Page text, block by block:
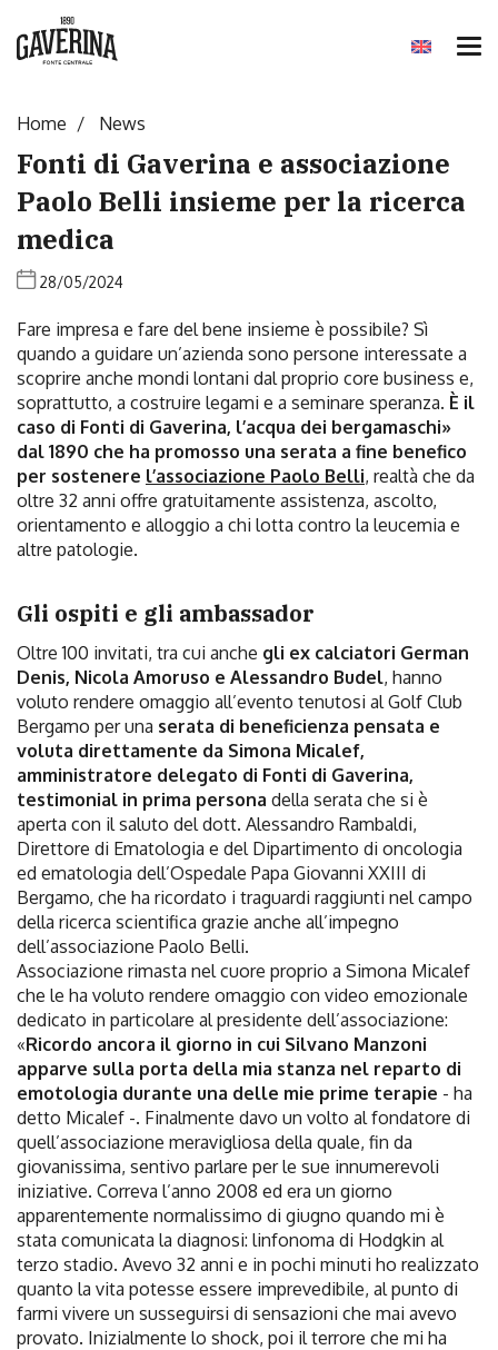
Home News
Fonti di Gaverina e associazione
Paolo Belli insieme per la ricerca
medica
28/05/2024
Fare impresa e fare del bene insieme è possibile? Sì
quando a guidare un’azienda sono persone interessate a
scoprire anche mondi lontani dal proprio core business e,
soprattutto, a costruire legami e a seminare speranza. È il
caso di Fonti di Gaverina, l’acqua dei bergamaschi»
dal 1890 che ha promosso una serata a fine benefico
per sostenere l’associazione Paolo Belli, realtà che da
oltre 32 anni offre gratuitamente assistenza, ascolto,
orientamento e alloggio a chi lotta contro la leucemia e
altre patologie.
Gli ospiti e gli ambassador
Oltre 100 invitati, tra cui anche gli ex calciatori German
Denis, Nicola Amoruso e Alessandro Budel, hanno
voluto rendere omaggio all’evento tenutosi al Golf Club
Bergamo per una serata di beneficienza pensata e
voluta direttamente da Simona Micalef,
amministratore delegato di Fonti di Gaverina,
testimonial in prima persona della serata che si è
aperta con il saluto del dott. Alessandro Rambaldi,
Direttore di Ematologia e del Dipartimento di oncologia
ed ematologia dell’Ospedale Papa Giovanni XXIII di
Bergamo, che ha ricordato i traguardi raggiunti nel campo
della ricerca scientifica grazie anche all’impegno
dell’associazione Paolo Belli.
Associazione rimasta nel cuore proprio a Simona Micalef
che le ha voluto rendere omaggio con video emozionale
dedicato in particolare al presidente dell’associazione:
«Ricordo ancora il giorno in cui Silvano Manzoni
apparve sulla porta della mia stanza nel reparto di
emotologia durante una delle mie prime terapie - ha
detto Micalef -. Finalmente davo un volto al fondatore di
quell’associazione meravigliosa della quale, fin da
giovanissima, sentivo parlare per le sue innumerevoli
iniziative. Correva l’anno 2008 ed era un giorno
apparentemente normalissimo di giugno quando mi è
stata comunicata la diagnosi: linfonoma di Hodgkin al
terzo stadio. Avevo 32 anni e in pochi minuti ho realizzato
quanto la vita potesse essere imprevedibile, al punto di
farmi vivere un susseguirsi di sensazioni che mai avevo
provato. Inizialmente lo shock, poi il terrore che mi ha